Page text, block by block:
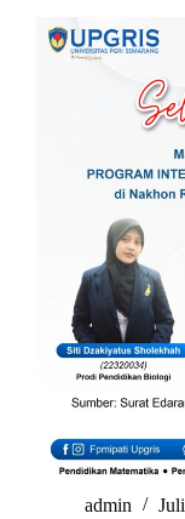
admin